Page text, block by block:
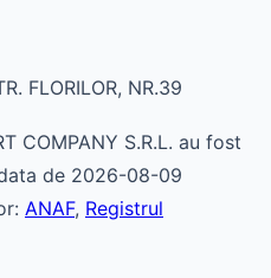
FLORILOR, NR.39
COMPANY S.R.L. au fost
de 2026-08-09
ANAF, Registrul